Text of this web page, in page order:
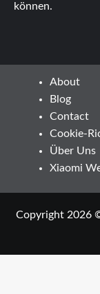
können.
About
Blog
Contact
Cookie-
Über Uns
Xiaomi
Copyright 2026